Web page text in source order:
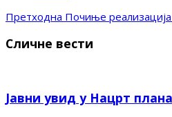
Претходна Почиње реализација
Сличне вести
Јавни увид у Нацрт